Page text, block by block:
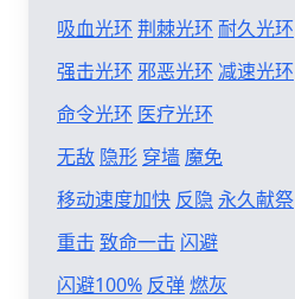
吸血光环 荆棘光环 耐久光环
强击光环 邪恶光环 减速光环
命令光环 医疗光环
无敌 隐形 穿墙 魔免
移动速度加快 反隐 永久献祭
重击 致命一击 闪避
闪避100% 反弹燃灰